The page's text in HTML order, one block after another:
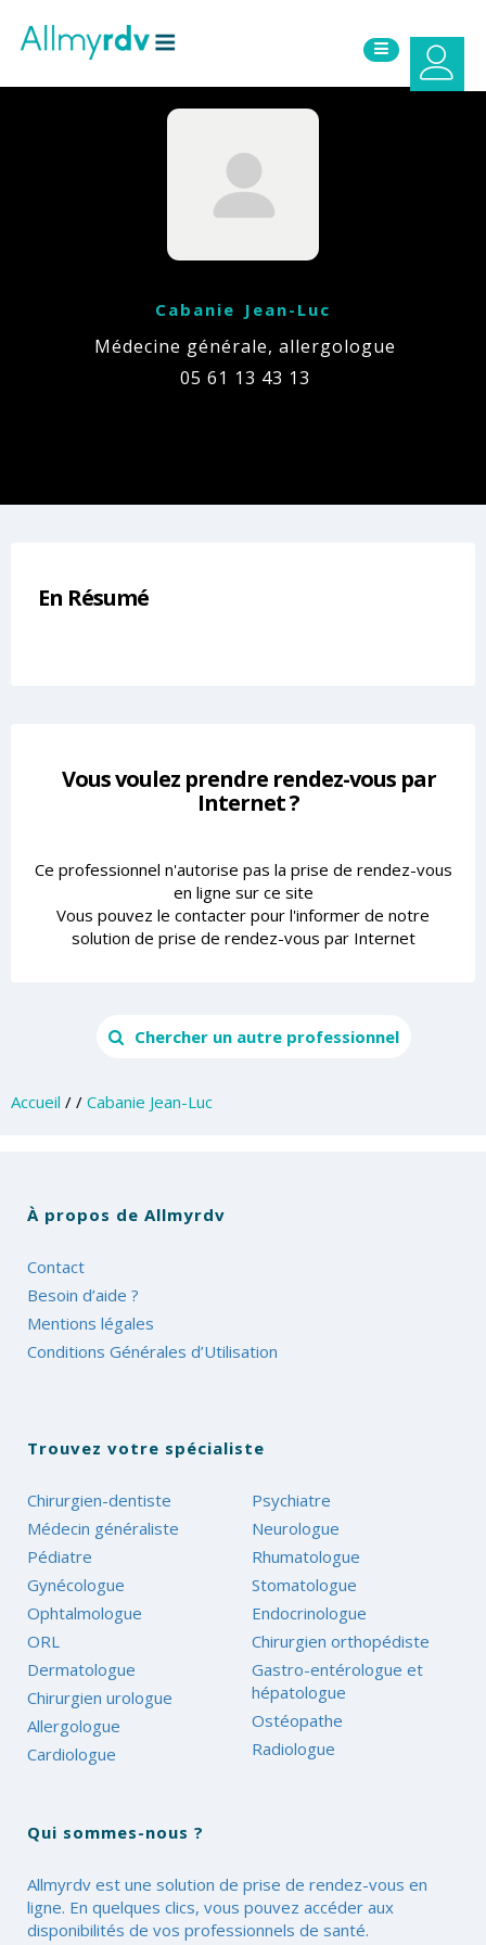
Cabanie Jean-Luc
Médecine générale, allergologue
05 61 13 43 13
En Résumé
Vous voulez prendre rendez-vous par
Internet ?
Ce professionnel n'autorise pas la prise de rendez-vous
en ligne sur ce site
Vous pouvez le contacter pour l'informer de notre
solution de prise de rendez-vous par Internet
Chercher un autre professionnel
Accueil / / Cabanie Jean-Luc
À propos de Allmyrdv
Contact
Besoin d’aide ?
Mentions légales
Conditions Générales d’Utilisation
Trouvez votre spécialiste
Chirurgien-dentiste
Médecin généraliste
Pédiatre
Gynécologue
Ophtalmologue
ORL
Dermatologue
Chirurgien urologue
Allergologue
Cardiologue
Psychiatre
Neurologue
Rhumatologue
Stomatologue
Endocrinologue
Chirurgien orthopédiste
Gastro-entérologue et
hépatologue
Ostéopathe
Radiologue
Qui sommes-nous ?
Allmyrdv est une solution de prise de rendez-vous en
ligne. En quelques clics, vous pouvez accéder aux
disponibilités de vos professionnels de santé.